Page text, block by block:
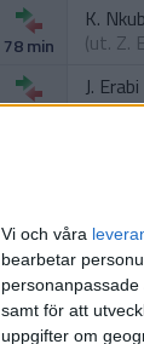
Vi och våra
bearbetar
samt för att
uppgifter om
78 min
K.
(ut. Z.
78 min
J. Erabi
(ut.J.